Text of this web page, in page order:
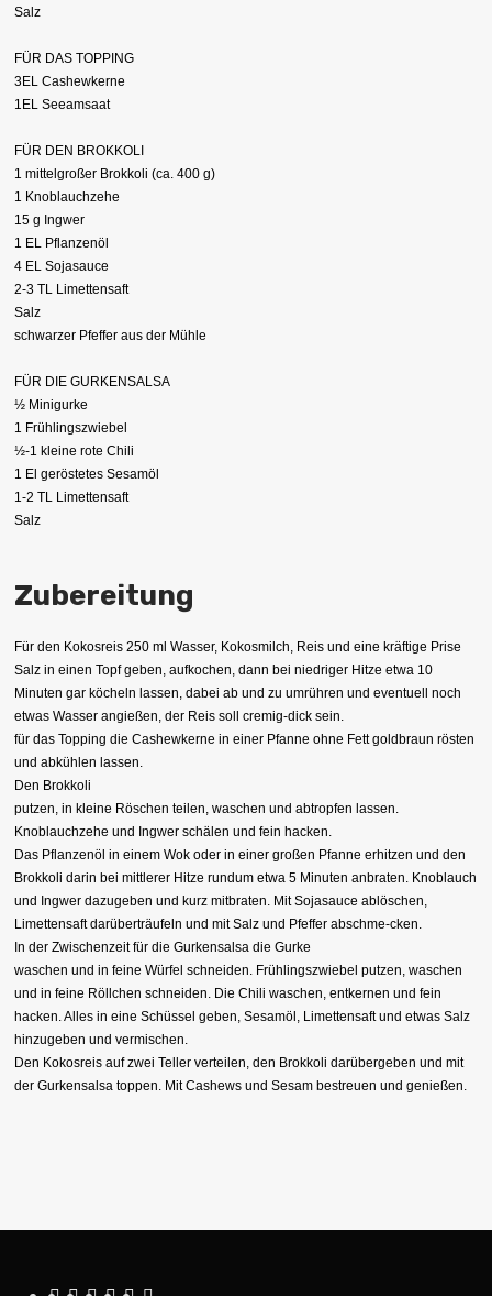
Salz
FÜR DAS TOPPING
3EL Cashewkerne
1EL Seeamsaat
FÜR DEN BROKKOLI
1 mittelgroßer Brokkoli (ca. 400 g)
1 Knoblauchzehe
15 g Ingwer
1 EL Pflanzenöl
4 EL Sojasauce
2-3 TL Limettensaft
Salz
schwarzer Pfeffer aus der Mühle
FÜR DIE GURKENSALSA
½ Minigurke
1 Frühlingszwiebel
½-1 kleine rote Chili
1 El geröstetes Sesamöl
1-2 TL Limettensaft
Salz
Zubereitung
Für den Kokosreis 250 ml Wasser, Kokosmilch, Reis und eine kräftige Prise
Salz in einen Topf geben, aufkochen, dann bei niedriger Hitze etwa 10
Minuten gar köcheln lassen, dabei ab und zu umrühren und eventuell noch
etwas Wasser angießen, der Reis soll cremig-dick sein.
für das Topping die Cashewkerne in einer Pfanne ohne Fett goldbraun rösten
und abkühlen lassen.
Den Brokkoli
putzen, in kleine Röschen teilen, waschen und abtropfen lassen.
Knoblauchzehe und Ingwer schälen und fein hacken.
Das Pflanzenöl in einem Wok oder in einer großen Pfanne erhitzen und den
Brokkoli darin bei mittlerer Hitze rundum etwa 5 Minuten anbraten. Knoblauch
und Ingwer dazugeben und kurz mitbraten. Mit Sojasauce ablöschen,
Limettensaft darüberträufeln und mit Salz und Pfeffer abschme-cken.
In der Zwischenzeit für die Gurkensalsa die Gurke
waschen und in feine Würfel schneiden. Frühlingszwiebel putzen, waschen
und in feine Röllchen schneiden. Die Chili waschen, entkernen und fein
hacken. Alles in eine Schüssel geben, Sesamöl, Limettensaft und etwas Salz
hinzugeben und vermischen.
Den Kokosreis auf zwei Teller verteilen, den Brokkoli darübergeben und mit
der Gurkensalsa toppen. Mit Cashews und Sesam bestreuen und genießen.